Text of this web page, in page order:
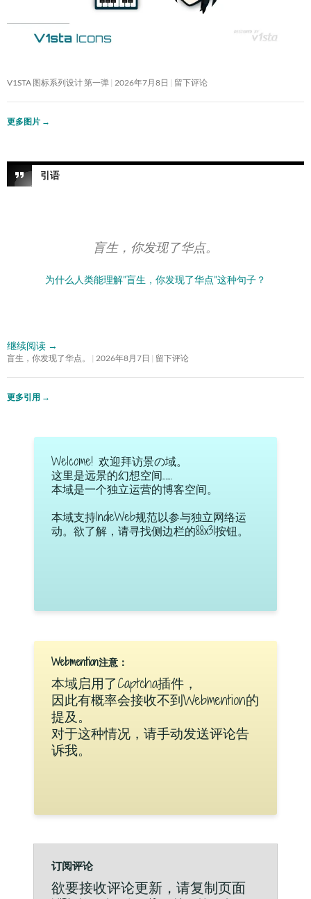
V1STA 图标系列设计 第一弹 2026年7月8日 留下评论
更多图片 →
引语
盲生，你发现了华点。
为什么人类能理解”盲生，你发现了华点”这种句子？
继续阅读 →
盲生，你发现了华点。 2026年8月7日 留下评论
更多引用 →
Welcome! 欢迎拜访景の域。
这里是远景的幻想空间……
本域是一个独立运营的博客空间。
本域支持IndieWeb规范以参与独立网络运
动。欲了解，请寻找侧边栏的88x31按钮。
Webmention注意：
本域启用了Captcha插件，
因此有概率会接收不到Webmention的
提及。
对于这种情况，请手动发送评论告
诉我。
订阅评论
欲要接收评论更新，请复制页面